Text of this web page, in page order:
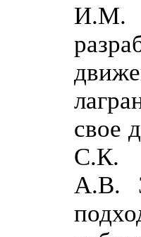
И.М.
свое
С.К.
А.В.